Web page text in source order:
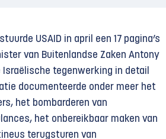
USAID in april een 17 pagina’s
van Buitenlandse Zaken Antony
Israëlische tegenwerking in detail
documenteerde onder meer het
het bombarderen van
het onbereikbaar maken van
terugsturen van